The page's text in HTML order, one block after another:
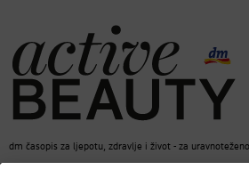
dm časopis za ljepotu, zdravlje i život - za